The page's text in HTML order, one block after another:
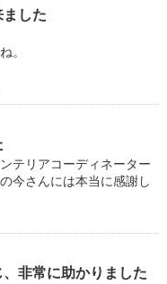
した
。
テリアコーディネーター
今さんには本当に感謝し
非常に助かりました